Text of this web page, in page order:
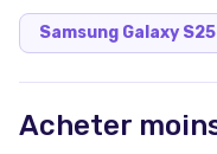
Samsung Galaxy
Acheter